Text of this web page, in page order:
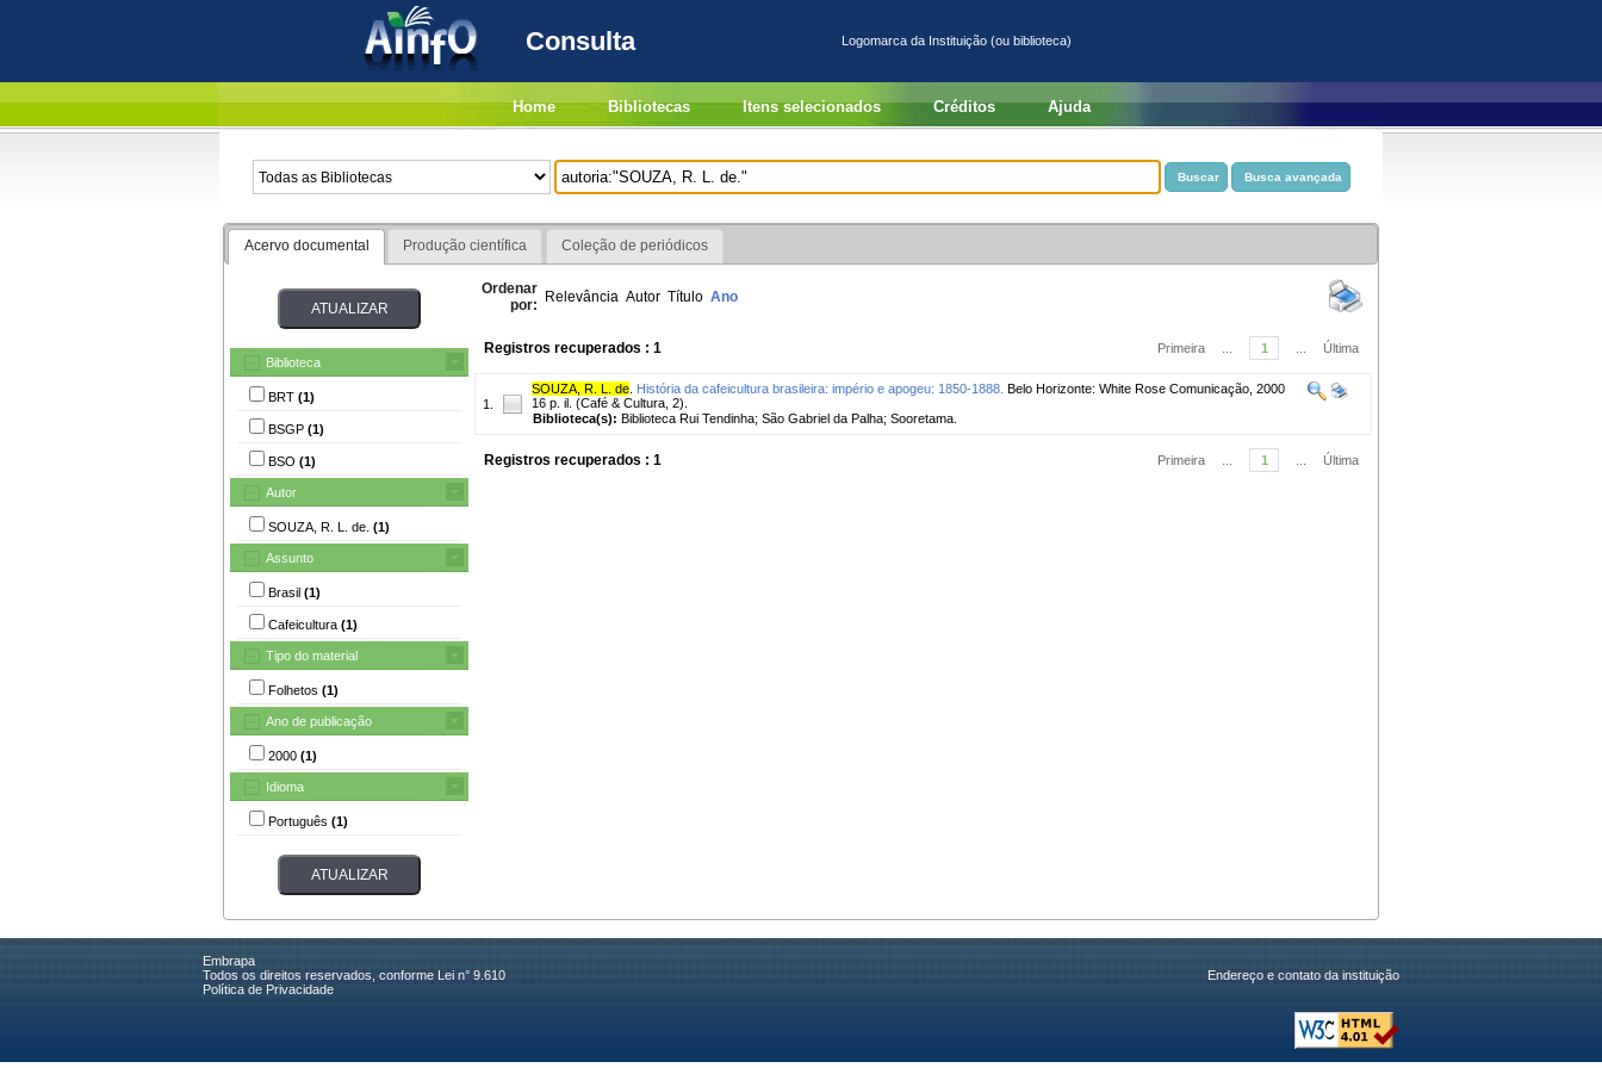
Consulta Logomarca da Instituição (ou biblioteca)
Home Bibliotecas Itens selecionados Créditos Ajuda
Acervo documental Produção científica Coleção de periódicos
Biblioteca
BRT (1)
BSGP (1)
BSO (1)
Autor
SOUZA, R. L. de. (1)
Assunto
Brasil (1)
Cafeicultura (1)
Tipo do material
Folhetos (1)
Ano de publicação
2000 (1)
Idioma
Português (1)
Ordenar
por: Relevância Autor Título Ano
Registros recuperados : 1 Primeira 1 Última
1.
SOUZA, R. L. de História da cafeicultura brasileira: império e apogeu: 1850-1888. Belo Horizonte: White Rose Comunicação, 2000
16 p. il. (Café & Cultura, 2).
Biblioteca(s): Biblioteca Rui Tendinha; São Gabriel da Palha; Sooretama.
Registros recuperados : 1 Primeira 1 Última
Embrapa
Todos os direitos reservados, conforme Lei n° 9.610
Política de Privacidade
Endereço e contato da instituição